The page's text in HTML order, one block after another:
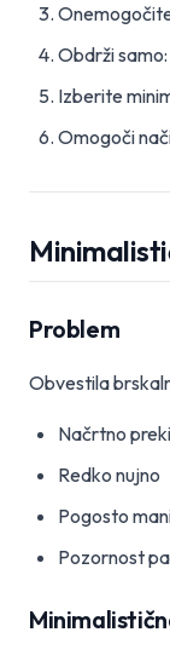
Obdrži
Izberite
Omogoči
Problem
Obvestila
Načrtno
Redko nujno
Pogosto
Pozornost